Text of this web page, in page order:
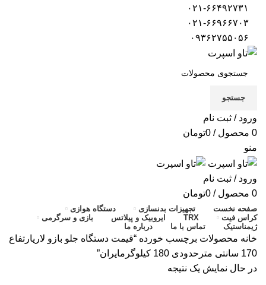
جستجو
ورود / ثبت نام
0 محصول / تومان0
منو
ورود / ثبت نام
0 محصول / تومان0
صفحه نخست تجهیزات بدنسازی
دستگاه هوازی
کراس فیت
TRX ایروبیک و پیلاتس
بازی و سرگرمی
ژیمناستیک
تماس با ما درباره ما
خانه محصولات برچسب خورده “قیمت دستگاه جلو بازو لاریارتفاع
170 سانتی مترحدودی 180 کیلوگرمایران”
در حال نمایش یک نتیجه